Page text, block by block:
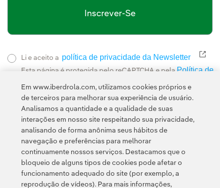
Inscrever-Se
Li e aceito a política de privacidade da Newsletter Link
Esta página é protegida pelo reCAPTCHA e pela Política de
e pela
Política de Privacidade Informação legal
Política de cookies Configuração de cookies Acessibilidade
Canal de denúncias
Em www.iberdrola.com, utilizamos cookies próprios e
de terceiros para melhorar sua experiência de usuário.
Analisamos a quantidade e a qualidade de suas
interações em nosso site respeitando sua privacidade,
analisando de forma anônima seus hábitos de
navegação e preferências para melhorar
continuamente nossos serviços. Destacamos que o
bloqueio de alguns tipos de cookies pode afetar o
funcionamento adequado do site (por exemplo, a
reprodução de vídeos). Para mais informações,